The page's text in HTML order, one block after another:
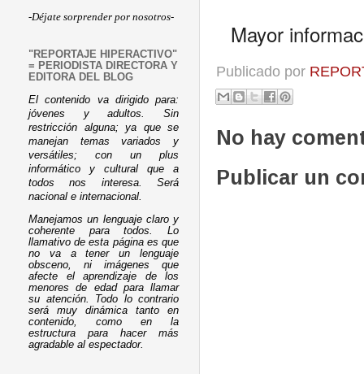
Mayor
Publicado por
No hay
Publicar un
-Déjate sorprender por nosotros-
"REPORTAJE HIPERACTIVO"
= PERIODISTA DIRECTORA Y
EDITORA DEL BLOG
El contenido va dirigido para:
jóvenes y adultos. Sin
restricción alguna; ya que se
manejan temas variados y
versátiles; con un plus
informático y cultural que a
todos nos interesa. Será
nacional e internacional.
Manejamos un lenguaje claro y
coherente para todos. Lo
llamativo de esta página es que
no va a tener un lenguaje
obsceno, ni imágenes que
afecte el aprendizaje de los
menores de edad para llamar
su atención. Todo lo contrario
será muy dinámica tanto en
contenido, como en la
estructura para hacer más
agradable al espectador.